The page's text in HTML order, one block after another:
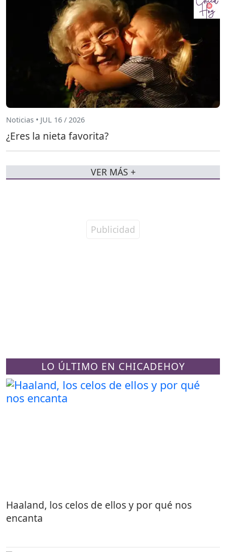
LO ÚLTIMO EN CHICADEHOY
Haaland, los celos de ellos y por qué nos
encanta
Noticias • JUL 16 / 2026
¿Eres la nieta favorita?
VER MÁS +